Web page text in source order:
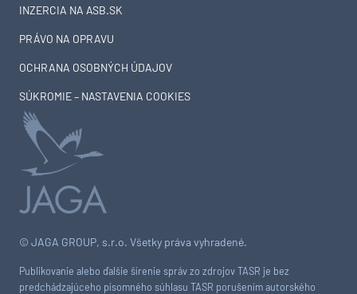
© JAGA GROUP, s.r.o. Všetky práva vyhradené.
Publikovanie alebo ďalšie šírenie správ zo zdrojov TASR je bez
predchádzajúceho písomného súhlasu TASR porušením autorského
INZERCIA NA ASB.SK
PRÁVO NA OPRAVU
OCHRANA OSOBNÝCH ÚDAJOV
SÚKROMIE – NASTAVENIA COOKIES